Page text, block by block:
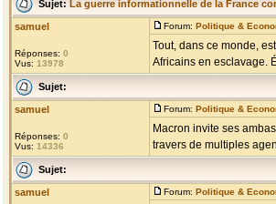
Sujet: La guerre informationnelle de la France
samuel
Réponses: 0
Vus: 13978
Forum: Politique &
Tout, dans ce monde,
Africains en esclavage.
Sujet:
samuel
Réponses: 0
Vus: 14336
Forum: Politique &
Macron invite ses
travers de multiples
Sujet:
samuel Forum: Politique &